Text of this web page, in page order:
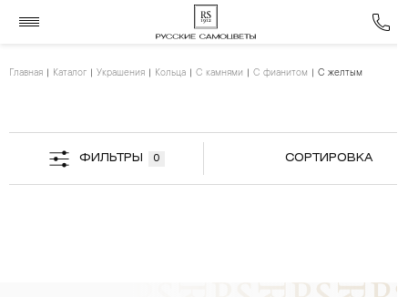
Главная Каталог Украшения Кольца С камнями С фианитом С желтым
ФИЛЬТРЫ 0 СОРТИРОВКА